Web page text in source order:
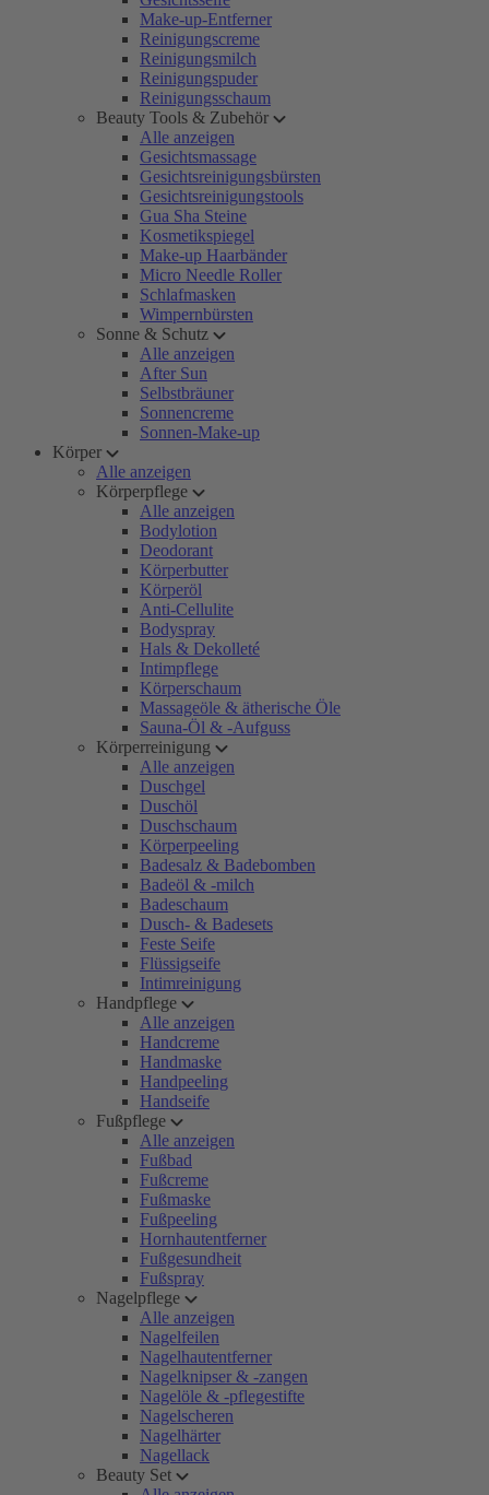
Make-up-Entferner
Reinigungscreme
Reinigungsmilch
Reinigungspuder
Reinigungsschaum
Beauty Tools & Zubehör
Alle anzeigen
Gesichtsmassage
Gesichtsreinigungsbürsten
Gesichtsreinigungstools
Gua Sha Steine
Kosmetikspiegel
Make-up Haarbänder
Micro Needle Roller
Schlafmasken
Wimpernbürsten
Sonne & Schutz
Alle anzeigen
After Sun
Selbstbräuner
Sonnencreme
Sonnen-Make-up
Körper
Alle anzeigen
Körperpflege
Alle anzeigen
Bodylotion
Deodorant
Körperbutter
Körperöl
Anti-Cellulite
Bodyspray
Hals & Dekolleté
Intimpflege
Körperschaum
Massageöle & ätherische Öle
Sauna-Öl & -Aufguss
Körperreinigung
Alle anzeigen
Duschgel
Duschöl
Duschschaum
Körperpeeling
Badesalz & Badebomben
Badeöl & -milch
Badeschaum
Dusch- & Badesets
Feste Seife
Flüssigseife
Intimreinigung
Handpflege
Alle anzeigen
Handcreme
Handmaske
Handpeeling
Handseife
Fußpflege
Alle anzeigen
Fußbad
Fußcreme
Fußmaske
Fußpeeling
Hornhautentferner
Fußgesundheit
Fußspray
Nagelpflege
Alle anzeigen
Nagelfeilen
Nagelhautentferner
Nagelknipser & -zangen
Nagelöle & -pflegestifte
Nagelscheren
Nagelhärter
Nagellack
Beauty Set